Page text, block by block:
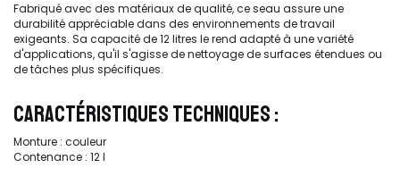
Fabriqué avec des matériaux de qualité, ce seau assure une
durabilité appréciable dans des environnements de travail
exigeants. Sa capacité de 12 litres le rend adapté à une variété
d'applications, qu'il s'agisse de nettoyage de surfaces étendues ou
de tâches plus spécifiques.
CARACTÉRISTIQUES TECHNIQUES :
Monture : couleur
Contenance : 12 l